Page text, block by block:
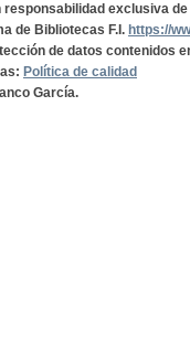
exclusiva
de Bibliotecas F.I. https://
de datos contenidos
Política de calidad
García.